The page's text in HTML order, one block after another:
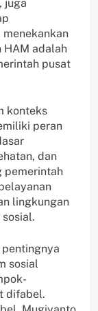
juga
HAM adalah
pusat
konteks
peran
dan
pemerintah
lingkungan
sosial
difabel.